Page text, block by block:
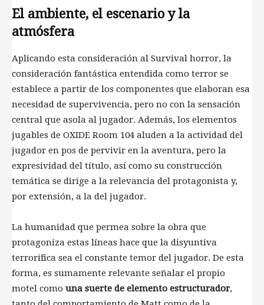
El ambiente, el escenario y la
atmósfera
Aplicando esta consideración al Survival horror, la
consideración fantástica entendida como terror se
establece a partir de los componentes que elaboran esa
necesidad de supervivencia, pero no con la sensación
central que asola al jugador. Además, los elementos
jugables de OXIDE Room 104 aluden a la actividad del
jugador en pos de pervivir en la aventura, pero la
expresividad del título, así como su construcción
temática se dirige a la relevancia del protagonista y,
por extensión, a la del jugador.
La humanidad que permea sobre la obra que
protagoniza estas líneas hace que la disyuntiva
terrorífica sea el constante temor del jugador. De esta
forma, es sumamente relevante señalar el propio
motel como una suerte de elemento estructurador,